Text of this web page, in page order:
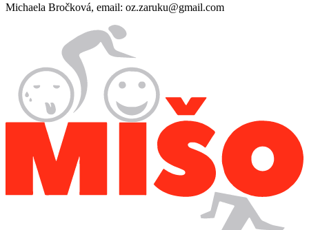
Michaela Bročková, email: oz.zaruku@gmail.com